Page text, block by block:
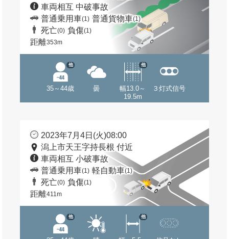
車両相互 中破事故
普通乗用車(1) 普通貨物車(1)
死亡(0) 負傷(1)
距離353m
35～44歳
他
曇
幅13.0～
19.5m
他
３灯式信号
2023年7月4日(火)08:00
潟上市天王字持長根 付近
車両相互 小破事故
普通乗用車(1) 軽自動車(1)
死亡(0) 負傷(1)
距離411m
他 他